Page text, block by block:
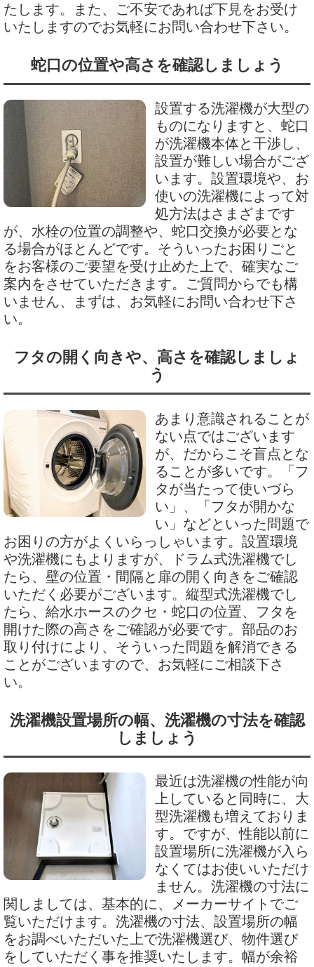
たします。また、ご不安であれば下見をお受け
いたしますのでお気軽にお問い合わせ下さい。
蛇口の位置や高さを確認しましょう
設置する洗濯機が大型の
ものになりますと、蛇口
が洗濯機本体と干渉し、
設置が難しい場合がござ
います。設置環境や、お
使いの洗濯機によって対
処方法はさまざまです
が、水栓の位置の調整や、蛇口交換が必要とな
る場合がほとんどです。そういったお困りごと
をお客様のご要望を受け止めた上で、確実なご
案内をさせていただきます。ご質問からでも構
いません、まずは、お気軽にお問い合わせ下さ
い。
フタの開く向きや、高さを確認しましょ
う
あまり意識されることが
ない点ではございます
が、だからこそ盲点とな
ることが多いです。「フ
タが当たって使いづら
い」、「フタが開かな
い」などといった問題で
お困りの方がよくいらっしゃいます。設置環境
や洗濯機にもよりますが、ドラム式洗濯機でし
たら、壁の位置・間隔と扉の開く向きをご確認
いただく必要がございます。縦型式洗濯機でし
たら、給水ホースのクセ・蛇口の位置、フタを
開けた際の高さをご確認が必要です。部品のお
取り付けにより、そういった問題を解消できる
ことがございますので、お気軽にご相談下さ
い。
洗濯機設置場所の幅、洗濯機の寸法を確認
しましょう
最近は洗濯機の性能が向
上していると同時に、大
型洗濯機も増えておりま
す。ですが、性能以前に
設置場所に洗濯機が入ら
なくてはお使いいただけ
ません。洗濯機の寸法に
関しましては、基本的に、メーカーサイトでご
覧いただけます。洗濯機の寸法、設置場所の幅
をお調べいただいた上で洗濯機選び、物件選び
をしていただく事を推奨いたします。幅が余裕